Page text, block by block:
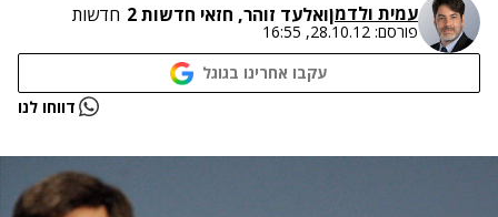
עמית ולדמןואלעד זוהר, חזאי חדשות 2 חדשות
פורסם: 28.10.12, 16:55
עקבו אחרינו בגוגל
נתקלנו בבעיה דווחו לנו